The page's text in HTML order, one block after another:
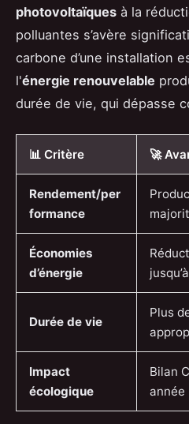
photovoltaïques à la
polluantes s’avère
carbone d’une installation
l'énergie renouvelable
durée de vie, qui dépasse
📊 Critère 🚀
Rendement/per
formance
Économies
d’énergie
Durée de vie
Plus
Impact
écologique
Bilan
année